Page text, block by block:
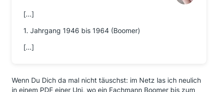
[...]
1. Jahrgang 1946 bis 1964 (Boomer)
[...]
Wenn Du Dich da mal nicht täuschst: im Netz las ich neulich
in einem PDF einer Uni, wo ein Fachmann Boomer bis zum